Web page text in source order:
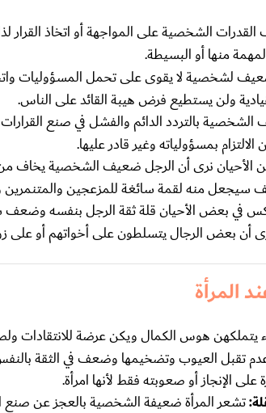
الشخصية على المواجهة أو اتخاذ
منها أو البسيطة.
لشخصية لا يقوى على تحمل المسؤوليات
ولن يستطيع فرض هيبة القائد على الناس.
بالتردد الدائم والفشل في صنع القرارات
بمسؤولياته وغير قادر عليها.
الأحيان نرى أن الرجل ضعيف الشخصية يخاف من
سيجعل منه لقمة سائغة للمزعجين
في بعض الأحيان قلة ثقة الرجل بنفسه
أن بعض الرجال يتسلطون على أخواتهم أو على
هوس الكمال ويكن عرضة للانتقادات
العيوب وتضخيمها وضعف في الثقة بالنفس
على الإنجاز أو صعوبته فقط لأنها امرأة.
تشعر المرأة ضعيفة الشخصية بالعجز عن صنع